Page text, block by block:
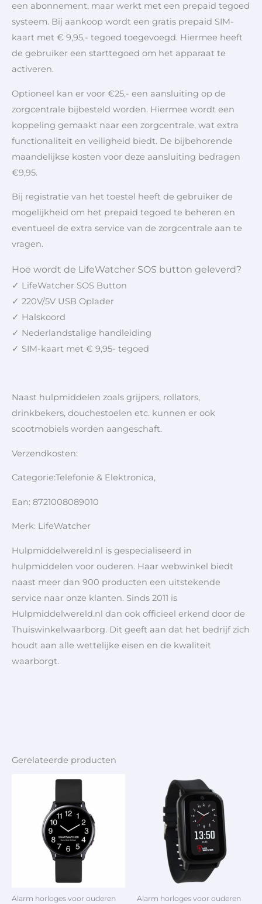
een abonnement, maar werkt met een prepaid tegoed
systeem. Bij aankoop wordt een gratis prepaid SIM-
kaart met € 9,95,- tegoed toegevoegd. Hiermee heeft
de gebruiker een starttegoed om het apparaat te
activeren.
Optioneel kan er voor €25,- een aansluiting op de
zorgcentrale bijbesteld worden. Hiermee wordt een
koppeling gemaakt naar een zorgcentrale, wat extra
functionaliteit en veiligheid biedt. De bijbehorende
maandelijkse kosten voor deze aansluiting bedragen
€9,95.
Bij registratie van het toestel heeft de gebruiker de
mogelijkheid om het prepaid tegoed te beheren en
eventueel de extra service van de zorgcentrale aan te
vragen.
Hoe wordt de LifeWatcher SOS button geleverd?
✓ LifeWatcher SOS Button
✓ 220V/5V USB Oplader
✓ Halskoord
✓ Nederlandstalige handleiding
✓ SIM-kaart met € 9,95- tegoed
Naast hulpmiddelen zoals grijpers, rollators,
drinkbekers, douchestoelen etc. kunnen er ook
scootmobiels worden aangeschaft.
Verzendkosten:
Categorie:Telefonie & Elektronica,
Ean: 8721008089010
Merk: LifeWatcher
Hulpmiddelwereld.nl is gespecialiseerd in
hulpmiddelen voor ouderen. Haar webwinkel biedt
naast meer dan 900 producten een uitstekende
service naar onze klanten. Sinds 2011 is
Hulpmiddelwereld.nl dan ook officieel erkend door de
Thuiswinkelwaarborg. Dit geeft aan dat het bedrijf zich
houdt aan alle wettelijke eisen en de kwaliteit
waarborgt.
Gerelateerde producten
Alarm horloges voor ouderen Alarm horloges voor ouderen